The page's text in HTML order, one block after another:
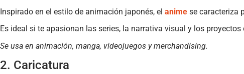
Inspirado en el estilo de animación japonés, el anime se caracteriza
Es ideal si te apasionan las series, la narrativa visual y los
Se usa en animación, manga, videojuegos y merchandising.
2. Caricatura